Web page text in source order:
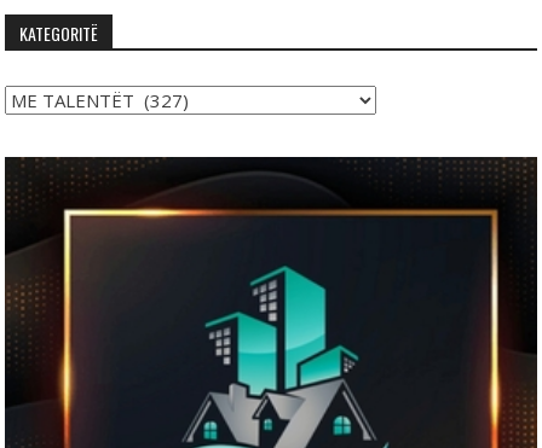
KATEGORITË
Kategoritë